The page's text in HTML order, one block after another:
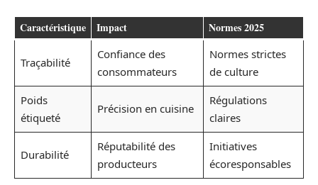
Caractéristique Impact Normes 2025
Traçabilité
Confiance des
consommateurs
Normes strictes
de culture
Poids
étiqueté
Précision en cuisine
Régulations
claires
Durabilité
Réputabilité des
producteurs
Initiatives
écoresponsables